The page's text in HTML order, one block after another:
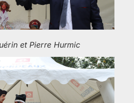
et Pierre Hurmic